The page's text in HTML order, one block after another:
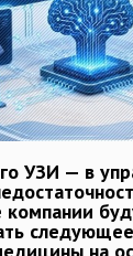
УЗИ — в
компании
следующее